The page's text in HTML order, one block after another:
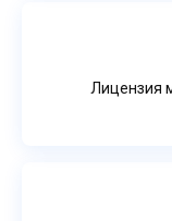
Лицензия